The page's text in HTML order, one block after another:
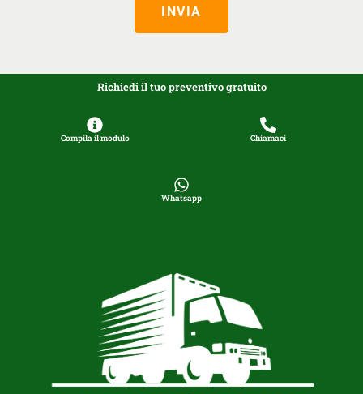
INVIA
Richiedi il tuo preventivo gratuito
Compila il modulo Chiamaci
Whatsapp